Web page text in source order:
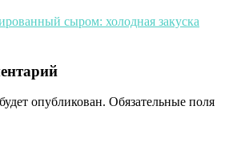
сыром: холодная закуска
опубликован. Обязательные поля